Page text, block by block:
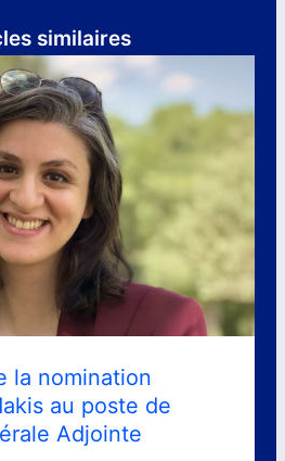
similaires
la nomination
au poste de
Adjointe